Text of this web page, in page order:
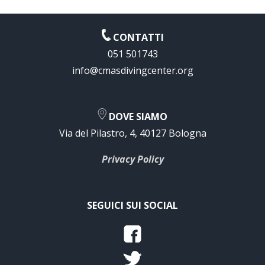
CONTATTI
051 501743
info@cmasdivingcenter.org
DOVE SIAMO
Via del Pilastro, 4, 40127 Bologna
Privacy Policy
SEGUICI SUI SOCIAL